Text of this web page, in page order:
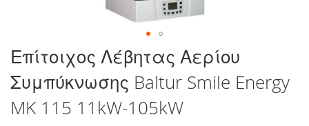
Μετάβαση
στην
αρχή
της
συλλογής
εικόνων
Επίτοιχος Λέβητας Αερίου
Συμπύκνωσης Baltur Smile Energy
MK 115 11kW-105kW